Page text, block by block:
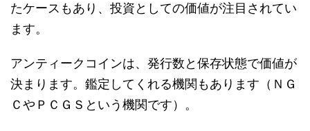
たケースもあり、投資としての価値が注目されてい
ます。
アンティークコインは、発行数と保存状態で価値が
決まります。鑑定してくれる機関もあります（ＮＧ
ＣやＰＣＧＳという機関です）。